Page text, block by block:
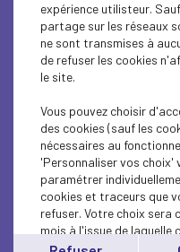
SUSTAINABLE DEVELOPMENT
SOCIAL
INTERNATIONAL - EUROPE
INTERNATIONAL - EUROPE
SUSTAINABLE DEVELOPMENT
ECONOMY
expérience utilisteur.
partage sur les réseaux
ne sont transmises à
de refuser les cookies
le site.
Vous pouvez choisir
des cookies (sauf les
nécessaires au
'Personnaliser vos choix'
paramétrer
cookies et traceurs que
refuser. Votre choix sera
mois à l'issue de laquelle
affiché..